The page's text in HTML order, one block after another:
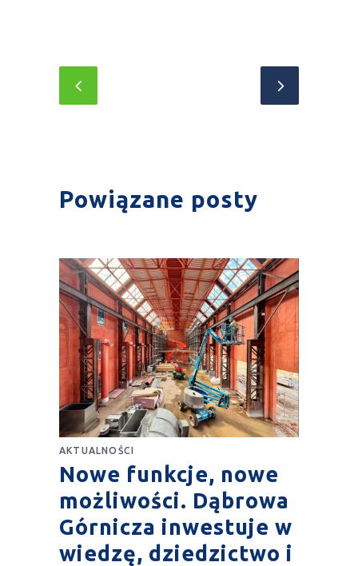
Powiązane posty
AKTUALNOŚCI
Nowe funkcje, nowe
możliwości. Dąbrowa
Górnicza inwestuje w
wiedzę, dziedzictwo i